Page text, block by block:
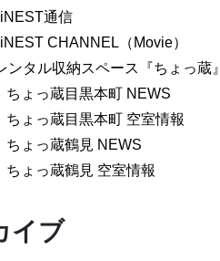
通信
CHANNEL（Movie）
ンタル収納スペース『ちょっ蔵』
ちょっ蔵目黒本町 NEWS
ちょっ蔵目黒本町 空室情報
ちょっ蔵鶴見 NEWS
ちょっ蔵鶴見 空室情報
イブ